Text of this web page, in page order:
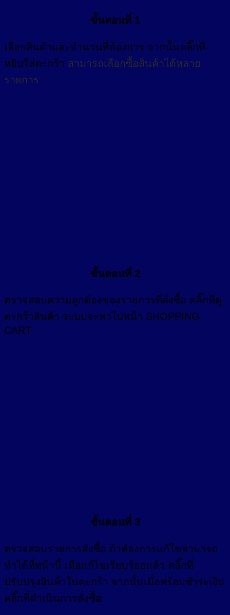
ขั้นตอนที่ 1
เลือกสินค้าและจำนวนที่ต้องการ จากนั้นคลิ๊กที่
หยิบใส่ตะกร้า สามารถเลือกซื้อสินค้าได้หลาย
รายการ
ขั้นตอนที่ 2
ตรวจสอบความถูกต้องของรายการที่สั่งซื้อ คลิ๊กที่ดู
ตะกร้าสินค้า ระบบจะพาไปหน้า SHOPPING
CART
ขั้นตอนที่ 3
ตรวจสอบรายการสั่งซื้อ ถ้าต้องการแก้ไขสามารถ
ทำได้ที่หน้านี้ เมื่อแก้ไขเรียบร้อยแล้ว คลิ๊กที่
ปรับปรุงสินค้าในตะกร้า จากนั้นเมื่อพร้อมชำระเงิน
คลิ๊กที่ดำเนินการสั่งซื้อ